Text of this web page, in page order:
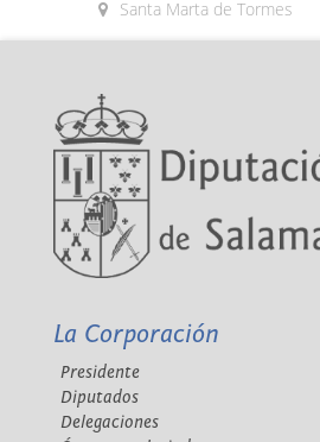
Santa Marta de Tormes
La Corporación
Presidente
Diputados
Delegaciones